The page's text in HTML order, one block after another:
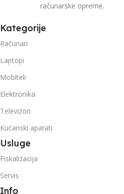
računarske opreme.
Kategorije
Računari
Laptopi
Mobiteli
Elektronika
Televizori
Kućanski aparati
Usluge
Fiskalizacija
Servis
Info